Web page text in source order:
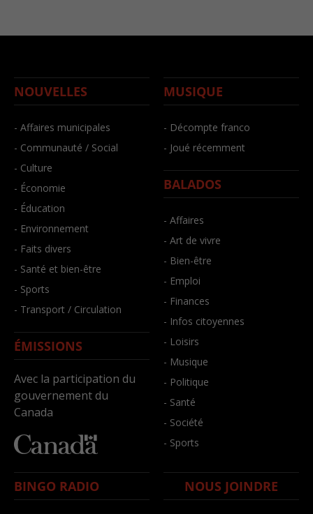
NOUVELLES
- Affaires municipales
- Communauté / Social
- Culture
- Économie
- Éducation
- Environnement
- Faits divers
- Santé et bien-être
- Sports
- Transport / Circulation
ÉMISSIONS
Avec la participation du
gouvernement du
Canada
MUSIQUE
- Décompte franco
- Joué récemment
BALADOS
- Affaires
- Art de vivre
- Bien-être
- Emploi
- Finances
- Infos citoyennes
- Loisirs
- Musique
- Politique
- Santé
- Société
- Sports
BINGO RADIO NOUS JOINDRE